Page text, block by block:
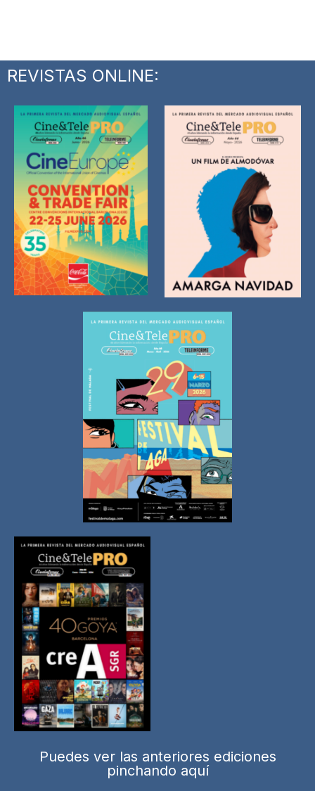
REVISTAS ONLINE:
Puedes ver las anteriores ediciones
pinchando aquí